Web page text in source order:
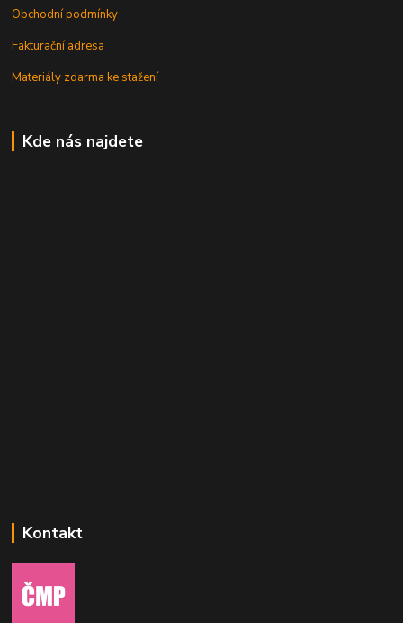
Obchodní podmínky
Fakturační adresa
Materiály zdarma ke stažení
Kde nás najdete
Kontakt